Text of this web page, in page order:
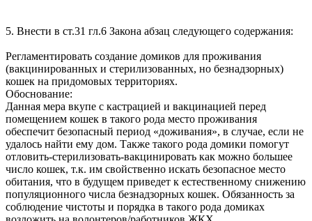
5. Внести в ст.31 гл.6 Закона абзац следующего содержания:
Регламентировать создание домиков для проживания
(вакцинированных и стерилизованных, но безнадзорных)
кошек на придомовых территориях.
Обоснование:
Данная мера вкупе с кастрацией и вакцинацией перед
помещением кошек в такого рода место проживания
обеспечит безопасный период «доживания», в случае, если не
удалось найти ему дом. Также такого рода домики помогут
отловить-стерилизовать-вакцинировать как можно большее
число кошек, т.к. им свойственно искать безопасное место
обитания, что в будущем приведет к естественному снижению
популяционного числа безнадзорных кошек. Обязанность за
соблюдение чистоты и порядка в такого рода домиках